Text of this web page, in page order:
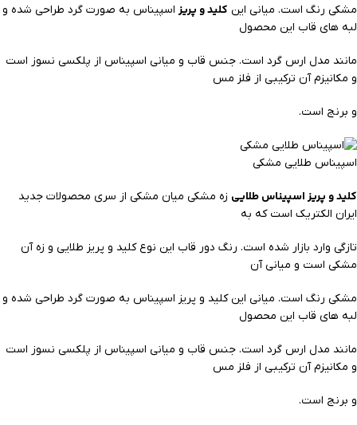
مشکی رنگ است. میانی این کلید و پریز اسپیناس به صورت گرد طراحی شده و
لبه های قاب این محصول
مانند مدل ارس گرد است. جنس قاب و میانی اسپیناس از پلکسی نسوز است
و مکانیزم آن ترکیبی از فلز مس
و برنج است.
اسپیناس طلایی مشکی
کلید و پریز اسپیناس طلایی زه مشکی میان مشکی از سری محصولات جدید
ایران الکتریک است که به
تازگی وارد بازار شده است. رنگ دور قاب این نوع کلید و پریز طلایی و زه آن
مشکی است و میانی آن
مشکی رنگ است. میانی این کلید و پریز اسپیناس به صورت گرد طراحی شده و
لبه های قاب این محصول
مانند مدل ارس گرد است. جنس قاب و میانی اسپیناس از پلکسی نسوز است
و مکانیزم آن ترکیبی از فلز مس
و برنج است.